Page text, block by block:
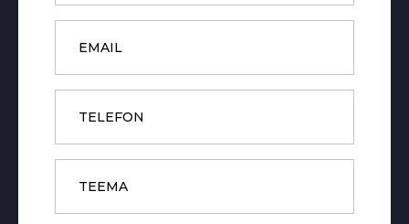
Email
Phone
Subject